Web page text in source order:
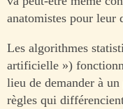
anatomistes pour leur
Les algorithmes
artificielle »)
lieu de demander à
règles qui